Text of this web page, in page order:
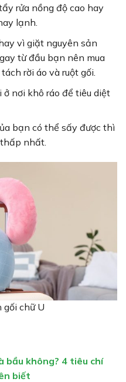
rửa nồng độ cao hay
lạnh.
vì giặt nguyên sản
từ đầu bạn nên mua
rời áo và ruột gối.
nơi khô ráo để tiêu diệt
bạn có thể sấy được thì
nhất.
gối chữ U
bầu không? 4 tiêu chí
biết